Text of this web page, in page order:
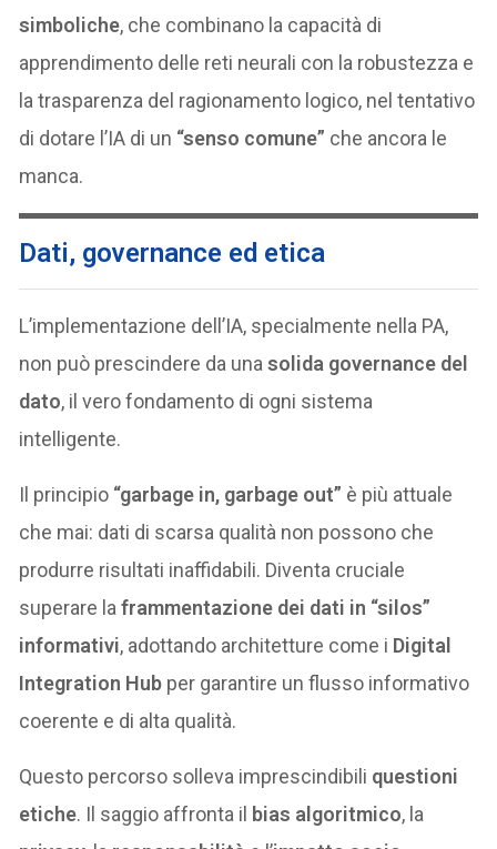
simboliche, che combinano la capacità di
apprendimento delle reti neurali con la robustezza e
la trasparenza del ragionamento logico, nel tentativo
di dotare l’IA di un “senso comune” che ancora le
manca.
Dati, governance ed etica
L’implementazione dell’IA, specialmente nella PA,
non può prescindere da unasolida governance del
dato, il vero fondamento di ogni sistema
intelligente.
Il principio “garbage in, garbage out” è più attuale
che mai: dati di scarsa qualità non possono che
produrre risultati inaffidabili. Diventa cruciale
superare laframmentazione dei dati in “silos”
informativi, adottando architetture come i Digital
Integration Hub per garantire un flusso informativo
coerente e di alta qualità.
Questo percorso solleva imprescindibili questioni
etiche. Il saggio affronta il bias algoritmico, la